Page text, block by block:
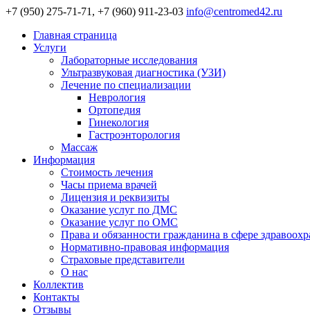
+7 (950) 275-71-71, +7 (960) 911-23-03 info@centromed42.ru
Главная страница
Услуги
Лабораторные исследования
Ультразвуковая диагностика (УЗИ)
Лечение по специализации
Неврология
Ортопедия
Гинекология
Гастроэнторология
Массаж
Информация
Стоимость лечения
Часы приема врачей
Лицензия и реквизиты
Оказание услуг по ДМС
Оказание услуг по ОМС
Права и обязанности гражданина в сфере
Нормативно-правовая информация
Страховые представители
О нас
Коллектив
Контакты
Отзывы